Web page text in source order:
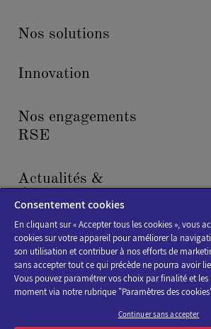
Nos solutions
Innovation
Nos engagements
RSE
Actualités &
Politique de cookies
Consentement cookies
En cliquant sur « Accepter tous les cookies », vous
cookies sur votre appareil pour améliorer la
son utilisation et contribuer à nos efforts de
sans accepter tout ce qui précède ne pourra avoir
Vous pouvez paramétrer vos choix par finalité et
moment via notre rubrique "Paramètres des
Continuer sans accepter